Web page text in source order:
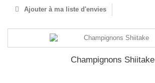
Ajouter à ma liste d'envies
Champignons Shiitake